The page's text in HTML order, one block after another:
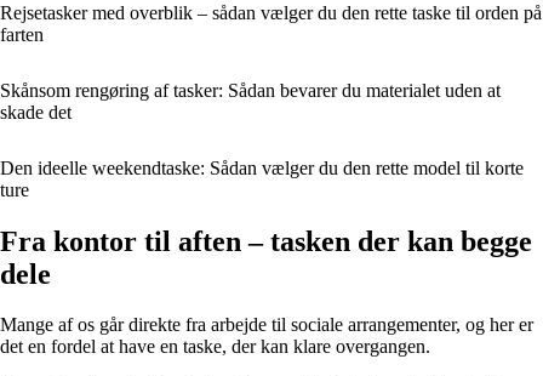
Rejsetasker med overblik – sådan vælger du den rette taske til orden på
farten
Skånsom rengøring af tasker: Sådan bevarer du materialet uden at
skade det
Den ideelle weekendtaske: Sådan vælger du den rette model til korte
ture
Fra kontor til aften – tasken der kan begge
dele
Mange af os går direkte fra arbejde til sociale arrangementer, og her er
det en fordel at have en taske, der kan klare overgangen.